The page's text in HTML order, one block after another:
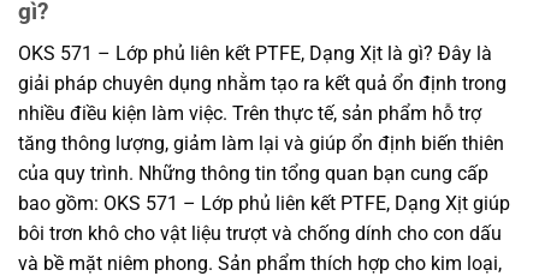
gì?
OKS 571 – Lớp phủ liên kết PTFE, Dạng Xịt là gì? Đây là
giải pháp chuyên dụng nhằm tạo ra kết quả ổn định trong
nhiều điều kiện làm việc. Trên thực tế, sản phẩm hỗ trợ
tăng thông lượng, giảm làm lại và giúp ổn định biến thiên
của quy trình. Những thông tin tổng quan bạn cung cấp
bao gồm: OKS 571 – Lớp phủ liên kết PTFE, Dạng Xịt giúp
bôi trơn khô cho vật liệu trượt và chống dính cho con dấu
và bề mặt niêm phong. Sản phẩm thích hợp cho kim loại,